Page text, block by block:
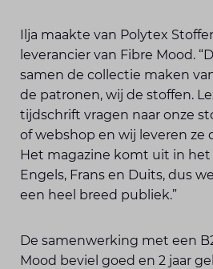
Ilja maakte van Polytex
leverancier van Fibre Mood.
samen de collectie maken
de patronen, wij de stoffen.
tijdschrift vragen naar onze
of webshop en wij leveren ze
Het magazine komt uit in het
Engels, Frans en Duits, dus
een heel breed publiek.”
De samenwerking met een
Mood beviel goed en 2 jaar